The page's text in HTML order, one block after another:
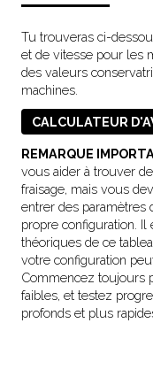
Tu trouveras ci-
et de vitesse pour les
des valeurs
machines.
CALCULATEUR
REMARQUE
vous aider à trouver
fraisage, mais vous
entrer des paramètres
propre configuration.
théoriques de ce
votre configuration
Commencez toujours
faibles, et testez
profonds et plus